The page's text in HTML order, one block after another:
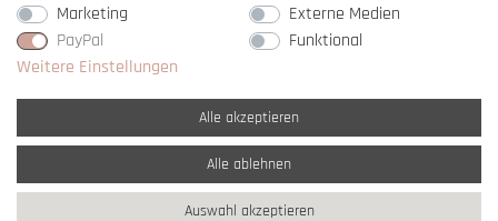
* Alle Preise verstehen sich inkl. gesetzl. MwSt. undzzgl. Versandkosten
** Nur innerhalb Deutschlands© copyright 2007-2026 Schmuck Krone / Alle
Marketing
Externe Medien
PayPal
Funktional
Weitere Einstellungen
Alle akzeptieren
Alle ablehnen
Auswahl akzeptieren